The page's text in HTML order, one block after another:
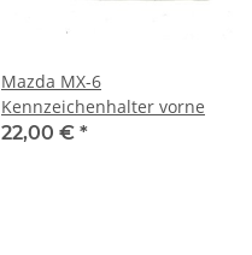
Mazda MX-6
Kennzeichenhalter vorne
22,00 € *